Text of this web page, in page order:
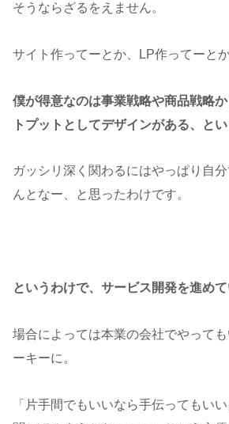
そうならざるをえません。
サイト作ってーとか、LP作ってーとか
僕が得意なのは事業戦略や商品戦略
トプットとしてデザインがある、とい
ガッシリ深く関わるにはやっぱり自
んとなー、と思ったわけです。
というわけで、サービス開発を進めて
場合によっては本業の会社でやって
ーキーに。
「片手間でもいいなら手伝ってもい